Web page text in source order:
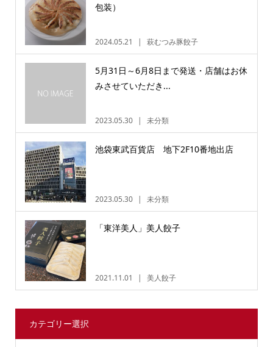
包装）
2024.05.21 萩むつみ豚餃子
5月31日～6月8日まで発送・店舗はお休
みさせていただき...
2023.05.30 未分類
池袋東武百貨店 地下2F10番地出店
2023.05.30 未分類
「東洋美人」美人餃子
2021.11.01 美人餃子
カテゴリー選択